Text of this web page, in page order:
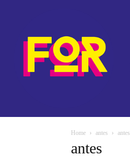
Home antes antes
antes